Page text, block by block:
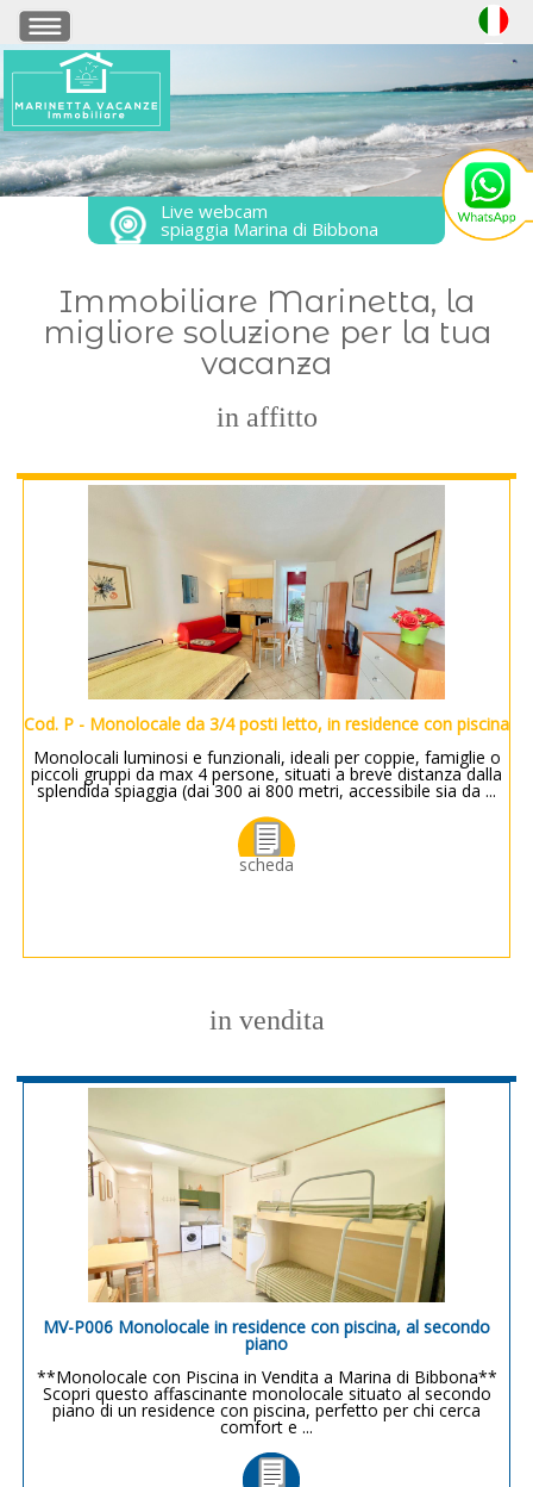
Live webcam
spiaggia Marina di Bibbona
Immobiliare Marinetta, la
migliore soluzione per la tua
vacanza
in affitto
Cod. P - Monolocale da 3/4 posti letto, in residence con piscina
Monolocali luminosi e funzionali, ideali per coppie, famiglie o
piccoli gruppi da max 4 persone, situati a breve distanza dalla
splendida spiaggia (dai 300 ai 800 metri, accessibile sia da ...
scheda
in vendita
MV-P006 Monolocale in residence con piscina, al secondo
piano
**Monolocale con Piscina in Vendita a Marina di Bibbona**
Scopri questo affascinante monolocale situato al secondo
piano di un residence con piscina, perfetto per chi cerca
comfort e ...